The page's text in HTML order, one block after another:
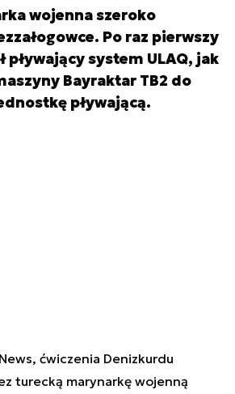
wojenna szeroko
Po raz pierwszy
pływający system ULAQ, jak
Bayraktar TB2 do
pływającą.
ćwiczenia Denizkurdu
turecką marynarkę wojenną